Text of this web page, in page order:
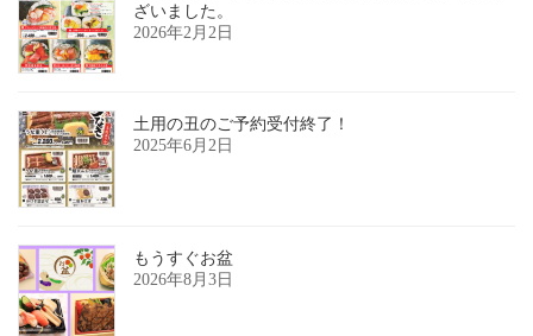
ざいました。
2026年2月2日
土用の丑のご予約受付終了！
2025年6月2日
もうすぐお盆
2026年8月3日